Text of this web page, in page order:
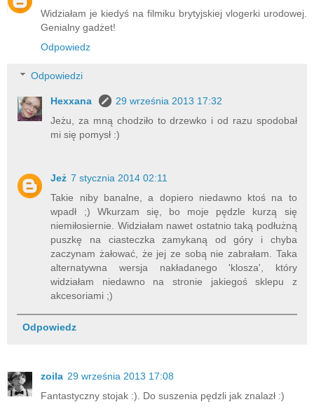
Widziałam je kiedyś na filmiku brytyjskiej vlogerki urodowej.
Genialny gadżet!
Odpowiedz
Odpowiedzi
Hexxana
29 września 2013 17:32
Jeżu, za mną chodziło to drzewko i od razu spodobał
mi się pomysł :)
Jeż 7 stycznia 2014 02:11
Takie niby banalne, a dopiero niedawno ktoś na to
wpadł ;) Wkurzam się, bo moje pędzle kurzą się
niemiłosiernie. Widziałam nawet ostatnio taką podłużną
puszkę na ciasteczka zamykaną od góry i chyba
zaczynam żałować, że jej ze sobą nie zabrałam. Taka
alternatywna wersja nakładanego 'klosza', który
widziałam niedawno na stronie jakiegoś sklepu z
akcesoriami ;)
Odpowiedz
zoila 29 września 2013 17:08
Fantastyczny stojak :). Do suszenia pędzli jak znalazł :)